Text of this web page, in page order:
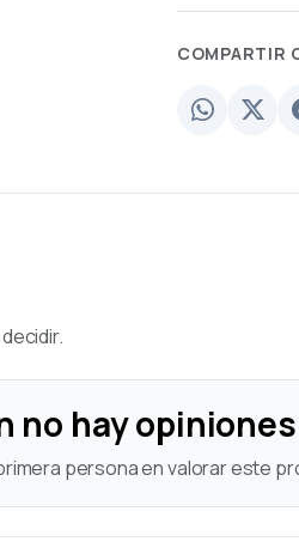
COMPARTIR
no hay opiniones
persona en valorar este